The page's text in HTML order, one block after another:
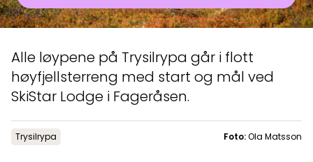
Kalender
Nyttig informasjon
Alle løypene på Trysilrypa går i flott
høyfjellsterreng med start og mål ved
SkiStar Lodge i Fageråsen.
Trysilrypa Foto:Ola Matsson